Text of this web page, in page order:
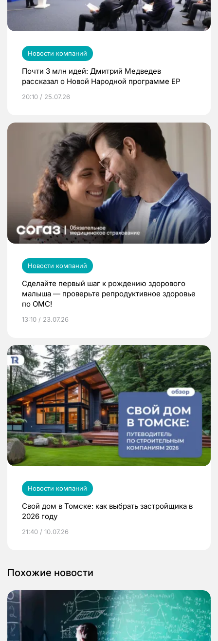
Новости компаний
Почти 3 млн идей: Дмитрий Медведев
рассказал о Новой Народной программе ЕР
20:10 / 25.07.26
Новости компаний
Сделайте первый шаг к рождению здорового
малыша — проверьте репродуктивное здоровье
по ОМС!
13:10 / 23.07.26
Новости компаний
Свой дом в Томске: как выбрать застройщика в
2026 году
21:40 / 10.07.26
Похожие новости